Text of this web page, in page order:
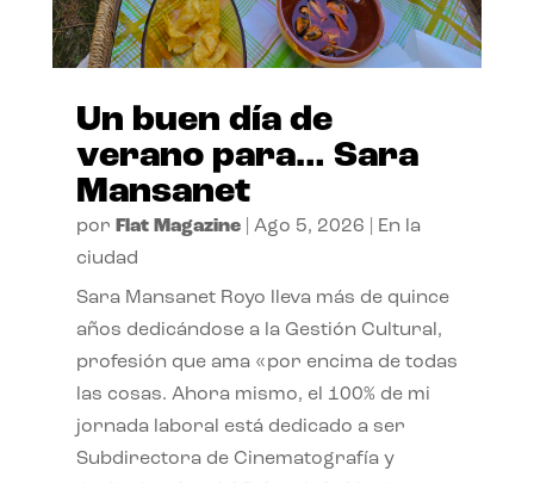
Un buen día de
verano para… Sara
Mansanet
por Flat Magazine| Ago 5, 2026
En la
ciudad
Sara Mansanet Royo lleva más de quince
años dedicándose a la Gestión Cultural,
profesión que ama «por encima de todas
las cosas. Ahora mismo, el 100% de mi
jornada laboral está dedicado a ser
Subdirectora de Cinematografía y